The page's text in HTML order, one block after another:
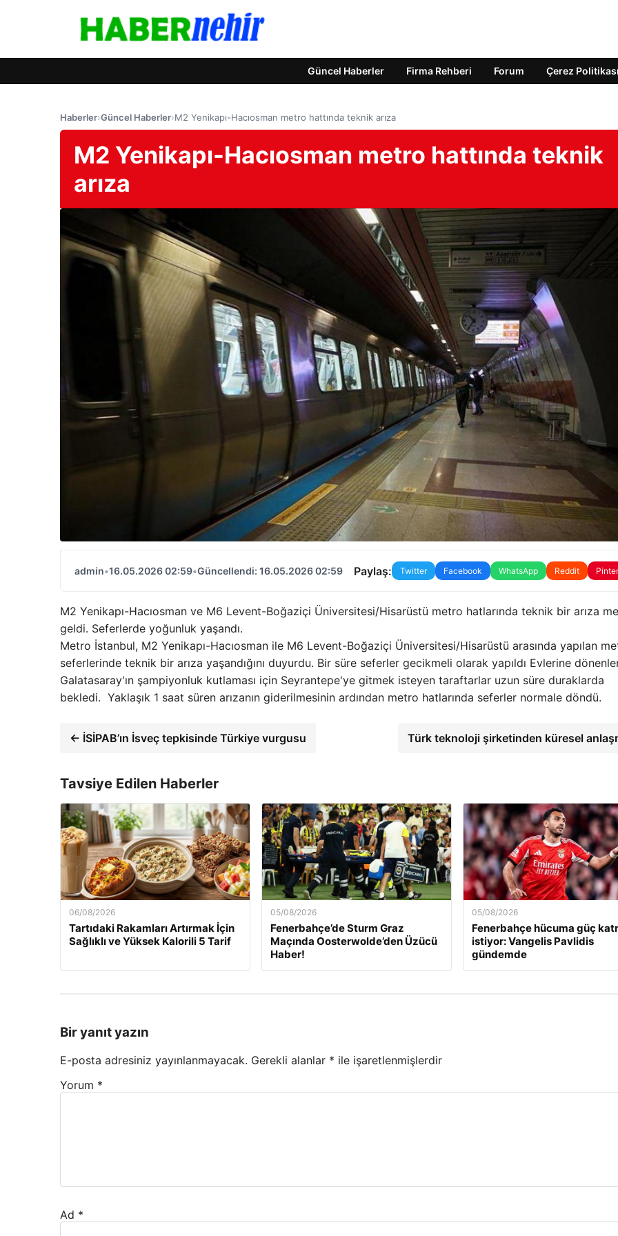
Güncel Haberler Firma Rehberi Forum Çerez Politikası
Haberler›Güncel Haberler›M2 Yenikapı-Hacıosman metro hattında teknik arıza
M2 Yenikapı-Hacıosman metro hattında teknik
arıza
admin•16.05.2026 02:59•Güncellendi: 16.05.2026 02:59 Paylaş: Twitter Facebook WhatsApp Reddit
M2 Yenikapı-Hacıosman ve M6 Levent-Boğaziçi Üniversitesi/Hisarüstü metro hatlarında teknik bir arıza
geldi. Seferlerde yoğunluk yaşandı.
Metro İstanbul, M2 Yenikapı-Hacıosman ile M6 Levent-Boğaziçi Üniversitesi/Hisarüstü arasında yapılan
seferlerinde teknik bir arıza yaşandığını duyurdu. Bir süre seferler gecikmeli olarak yapıldı Evlerine
Galatasaray'ın şampiyonluk kutlaması için Seyrantepe'ye gitmek isteyen taraftarlar uzun süre duraklarda
bekledi. Yaklaşık 1 saat süren arızanın giderilmesinin ardından metro hatlarında seferler normale döndü.
← İSİPAB’ın İsveç tepkisinde Türkiye vurgusu Türk teknoloji şirketinden küresel
Tavsiye Edilen Haberler
06/08/2026
Tartıdaki Rakamları Artırmak İçin
Sağlıklı ve Yüksek Kalorili 5 Tarif
05/08/2026
Fenerbahçe’de Sturm Graz
Maçında Oosterwolde’den Üzücü
Haber!
05/08/2026
Fenerbahçe hücuma güç
istiyor: Vangelis Pavlidis
gündemde
Bir yanıt yazın
E-posta adresiniz yayınlanmayacak. Gerekli alanlar * ile işaretlenmişlerdir
Yorum *
Ad *